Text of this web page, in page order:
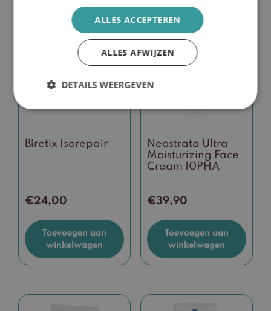
Biretix Isorepair
€24,00
Toevoegen aan
winkelwagen
Neostrata Ultra
Moisturizing Face
Cream 10PHA
€39,90
Toevoegen aan
winkelwagen
ALLES ACCEPTEREN
ALLES AFWIJZEN
DETAILS WEERGEVEN